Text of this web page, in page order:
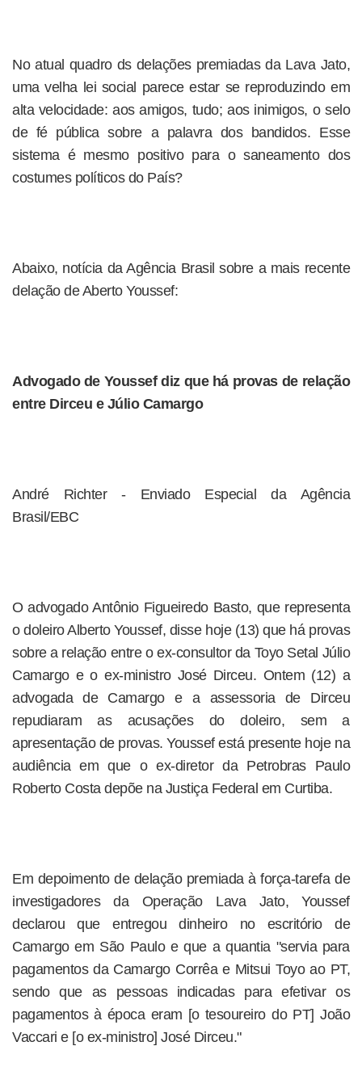
No atual quadro ds delações premiadas da Lava Jato,
uma velha lei social parece estar se reproduzindo em
alta velocidade: aos amigos, tudo; aos inimigos, o selo
de fé pública sobre a palavra dos bandidos. Esse
sistema é mesmo positivo para o saneamento dos
costumes políticos do País?
Abaixo, notícia da Agência Brasil sobre a mais recente
delação de Aberto Youssef:
Advogado de Youssef diz que há provas de relação
entre Dirceu e Júlio Camargo
André Richter - Enviado Especial da Agência
Brasil/EBC
O advogado Antônio Figueiredo Basto, que representa
o doleiro Alberto Youssef, disse hoje (13) que há provas
sobre a relação entre o ex-consultor da Toyo Setal Júlio
Camargo e o ex-ministro José Dirceu. Ontem (12) a
advogada de Camargo e a assessoria de Dirceu
repudiaram as acusações do doleiro, sem a
apresentação de provas. Youssef está presente hoje na
audiência em que o ex-diretor da Petrobras Paulo
Roberto Costa depõe na Justiça Federal em Curtiba.
Em depoimento de delação premiada à força-tarefa de
investigadores da Operação Lava Jato, Youssef
declarou que entregou dinheiro no escritório de
Camargo em São Paulo e que a quantia "servia para
pagamentos da Camargo Corrêa e Mitsui Toyo ao PT,
sendo que as pessoas indicadas para efetivar os
pagamentos à época eram [o tesoureiro do PT] João
Vaccari e [o ex-ministro] José Dirceu."